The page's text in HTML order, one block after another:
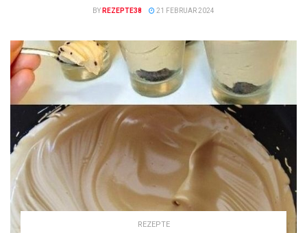
BY REZEPTE38 21 FEBRUAR 2024
REZEPTE